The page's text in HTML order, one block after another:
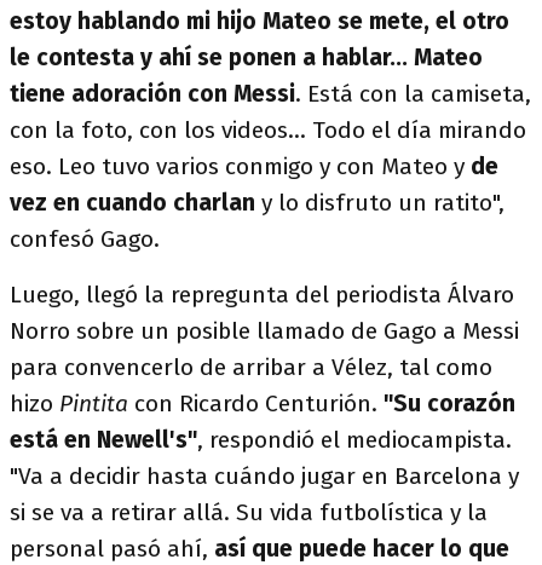
estoy hablando mi hijo Mateo se mete, el otro
le contesta y ahí se ponen a hablar... Mateo
tiene adoración con Messi. Está con la camiseta,
con la foto, con los videos... Todo el día mirando
eso. Leo tuvo varios conmigo y con Mateo y de
vez en cuando charlan y lo disfruto un ratito",
confesó Gago.
Luego, llegó la repregunta del periodista Álvaro
Norro sobre un posible llamado de Gago a Messi
para convencerlo de arribar a Vélez, tal como
hizo Pintita con Ricardo Centurión. "Su corazón
está en Newell's", respondió el mediocampista.
"Va a decidir hasta cuándo jugar en Barcelona y
si se va a retirar allá. Su vida futbolística y la
personal pasó ahí, así que puede hacer lo que